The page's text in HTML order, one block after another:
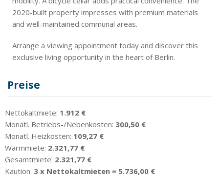
2020-built property impresses with premium materials
and well-maintained communal areas.
Arrange a viewing appointment today and discover this
exclusive living opportunity in the heart of Berlin.
Preise
Nettokaltmiete: 1.912 €
Monatl. Betriebs-/Nebenkosten: 300,50 €
Monatl. Heizkosten: 109,27 €
Warmmiete: 2.321,77 €
Gesamtmiete: 2.321,77 €
Kaution: 3 x Nettokaltmieten = 5.736,00 €